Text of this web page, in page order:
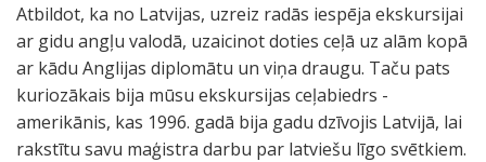
Atbildot, ka no Latvijas, uzreiz radās iespēja ekskursijai
ar gidu angļu valodā, uzaicinot doties ceļā uz alām kopā
ar kādu Anglijas diplomātu un viņa draugu. Taču pats
kuriozākais bija mūsu ekskursijas ceļabiedrs -
amerikānis, kas 1996. gadā bija gadu dzīvojis Latvijā, lai
rakstītu savu maģistra darbu par latviešu līgo svētkiem.